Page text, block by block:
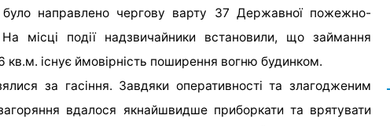
направлено чергову варту 37 Державної пожежно-
На місці події надзвичайники встановили, що займання
існує ймовірність поширення вогню будинком.
за гасіння. Завдяки оперативності та злагодженим
вдалося якнайшвидше приборкати та врятувати